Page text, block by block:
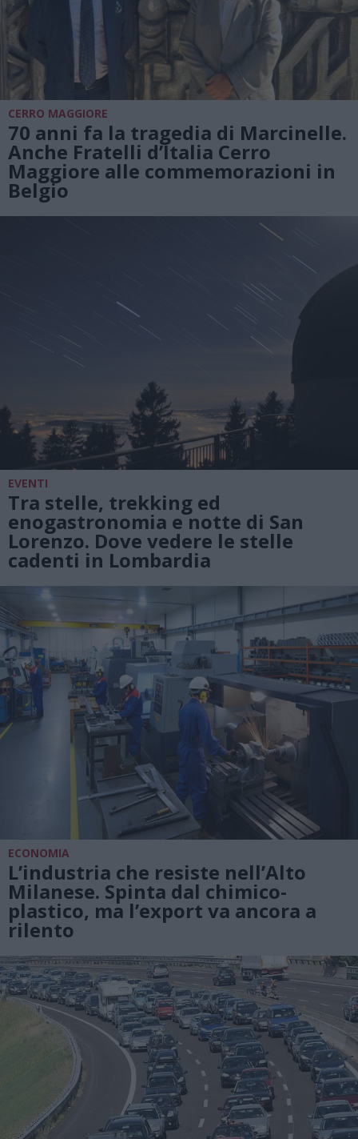
CERRO MAGGIORE
70 anni fa la tragedia di Marcinelle.
Anche Fratelli d’Italia Cerro
Maggiore alle commemorazioni in
Belgio
EVENTI
Tra stelle, trekking ed
enogastronomia e notte di San
Lorenzo. Dove vedere le stelle
cadenti in Lombardia
ECONOMIA
L’industria che resiste nell’Alto
Milanese. Spinta dal chimico-
plastico, ma l’export va ancora a
rilento